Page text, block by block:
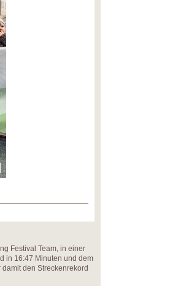
Festival Team, in einer
in 16:47 Minuten und dem
den Streckenrekord